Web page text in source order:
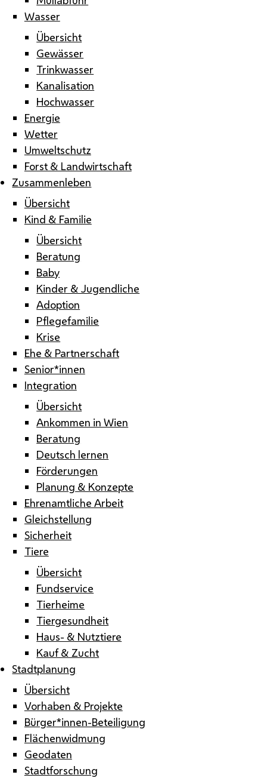
Wasser
Übersicht
Gewässer
Trinkwasser
Kanalisation
Hochwasser
Energie
Wetter
Umweltschutz
Forst & Landwirtschaft
Zusammenleben
Übersicht
Kind & Familie
Übersicht
Beratung
Baby
Kinder & Jugendliche
Adoption
Pflegefamilie
Krise
Ehe & Partnerschaft
Senior*innen
Integration
Übersicht
Ankommen in Wien
Beratung
Deutsch lernen
Förderungen
Planung & Konzepte
Ehrenamtliche Arbeit
Gleichstellung
Sicherheit
Tiere
Übersicht
Fundservice
Tierheime
Tiergesundheit
Haus- & Nutztiere
Kauf & Zucht
Stadtplanung
Übersicht
Vorhaben & Projekte
Bürger*innen-Beteiligung
Flächenwidmung
Geodaten
Stadtforschung